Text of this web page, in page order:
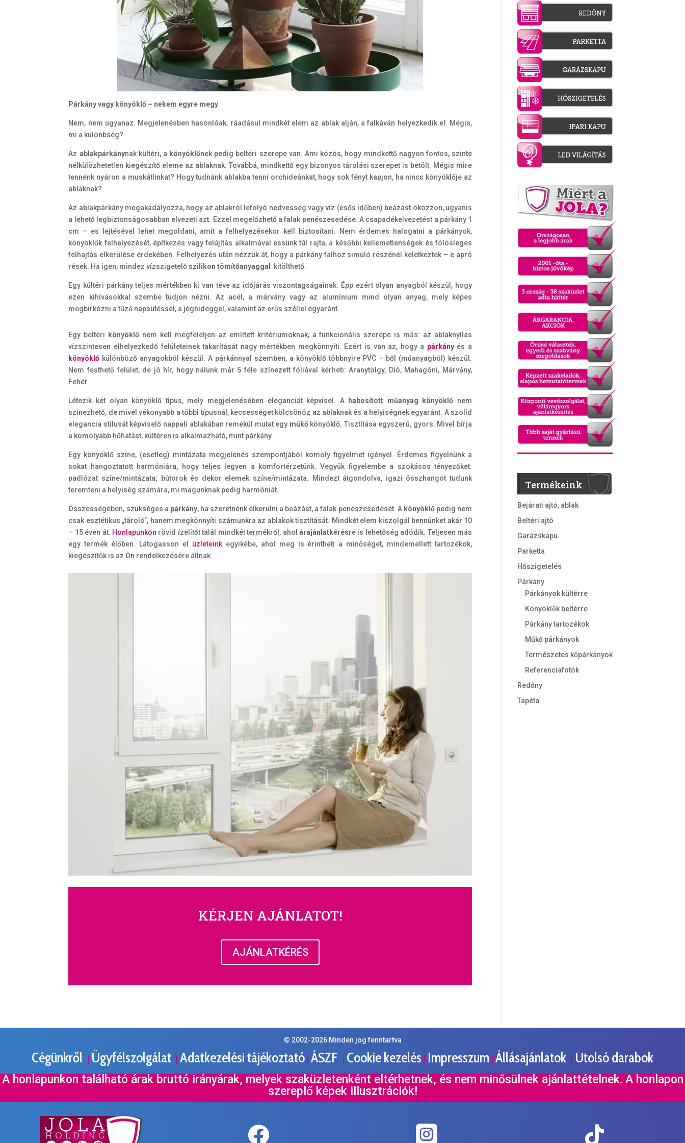
Párkány vagy könyöklő – nekem egyre megy
Nem, nem ugyanaz. Megjelenésben hasonlóak, ráadásul mindkét elem az ablak alján, a falkáván helyezkedik el. Mégis,
mi a különbség?
Az ablakpárkánynak kültéri, a könyöklőnek pedig beltéri szerepe van. Ami közös, hogy mindkettő nagyon fontos, szinte
nélkülözhetetlen kiegészítő eleme az ablaknak. Továbbá, mindkettő egy bizonyos tárolási szerepet is betölt. Mégis mire
tennénk nyáron a muskátlinkat? Hogy tudnánk ablakba tenni orchideánkat, hogy sok fényt kapjon, ha nincs könyöklője az
ablaknak?
Az ablakpárkány megakadályozza, hogy az ablakról lefolyó nedvesség vagy víz (esős időben) beázást okozzon, ugyanis
a lehető legbiztonságosabban elvezeti azt. Ezzel megelőzhető a falak penészesedése. A csapadékelvezetést a párkány 1
cm – es lejtésével lehet megoldani, amit a felhelyezésekor kell biztosítani. Nem érdemes halogatni a párkányok,
könyöklők felhelyezését, építkezés vagy felújítás alkalmával essünk túl rajta, a későbbi kellemetlenségek és fölösleges
felhajtás elkerülése érdekében. Felhelyezés után nézzük át, hogy a párkány falhoz simuló részénél keletkeztek – e apró
rések. Ha igen, mindez vízszigetelő szilikon tömítőanyaggal kitölthető.
Egy kültéri párkány teljes mértékben ki van téve az időjárás viszontagságainak. Épp ezért olyan anyagból készül, hogy
ezen kihívásokkal szembe tudjon nézni. Az acél, a márvány vagy az alumínium mind olyan anyag, mely képes
megbirkózni a tűző napsütéssel, a jéghideggel, valamint az erős széllel egyaránt.
Egy beltéri könyöklő nem kell megfeleljen az említett kritériumoknak, a funkcionális szerepe is más: az ablaknyílás
vízszintesen elhelyezkedő felületeinek takarítását nagy mértékben megkönnyíti. Ezért is van az, hogy a párkányés a
könyöklő különböző anyagokból készül. A párkánnyal szemben, a könyöklő többnyire PVC – ből (műanyagból) készül.
Nem festhető felület, de jó hír, hogy nálunk már 5 féle színezett fóliával kérheti: Aranytölgy, Dió, Mahagóni, Márvány,
Fehér.
Létezik két olyan könyöklő típus, mely megjelenésében eleganciát képvisel. A habosított műanyag könyöklő nem
színezhető, de mivel vékonyabb a többi típusnál, kecsességet kölcsönöz az ablaknak és a helyiségnek egyaránt. A szolid
elegancia stílusát képviselő nappali ablakában remekül mutat egy műkőkönyöklő. Tisztítása egyszerű, gyors. Mivel bírja
a komolyabb hőhatást, kültéren is alkalmazható, mint párkány.
Egy könyöklő színe, (esetleg) mintázata megjelenés szempontjából komoly figyelmet igényel. Érdemes figyelnünk a
sokat hangoztatott harmóniára, hogy teljes legyen a komfortérzetünk. Vegyük figyelembe a szokásos tényezőket:
padlózat színe/mintázata; bútorok és dekor elemek színe/mintázata. Mindezt átgondolva, igazi összhangot tudunk
teremteni a helyiség számára, mi magunknak pedig harmóniát.
Összességében, szükséges a párkány, ha szeretnénk elkerülni a beázást, a falak penészesedését. A könyöklőpedig nem
csak esztétikus „tároló”, hanem megkönnyíti számunkra az ablakok tisztítását. Mindkét elem kiszolgál bennünket akár 10
– 15 éven át. Honlapunkon rövid ízelítőt talál mindkét termékről, ahol árajánlatkérésre is lehetőség adódik. Teljesen más
egy termék élőben. Látogasson el üzleteinkegyikébe, ahol meg is érintheti a minőséget, mindemellett tartozékok,
kiegészítők is az Ön rendelkezésére állnak.
KÉRJEN AJÁNLATOT!
AJÁNLATKÉRÉS
Termékeink
Bejárati ajtó, ablak
Beltéri ajtó
Garázskapu
Parketta
Hőszigetelés
Párkány
Párkányok kültérre
Könyöklők beltérre
Párkány tartozékok
Műkő párkányok
Természetes kőpárkányok
Referenciafotók
Redőny
Tapéta
© 2002-2026Minden jog fenntartva
Cégünkről Ügyfélszolgálat Adatkezelési tájékoztató ÁSZF Cookie kezelés Impresszum Állásajánlatok Utolsó darabok
A honlapunkon található árak bruttó irányárak, melyek szaküzletenként eltérhetnek, és nem minősülnek ajánlattételnek. A honlapon
szereplő képek illusztrációk!
  